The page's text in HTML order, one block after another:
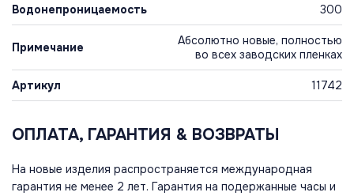
Водонепроницаемость 300
Примечание
Абсолютно новые, полностью
во всех заводских пленках
Артикул 11742
ОПЛАТА, ГАРАНТИЯ & ВОЗВРАТЫ
На новые изделия распространяется международная
гарантия не менее 2 лет. Гарантия на подержанные часы и